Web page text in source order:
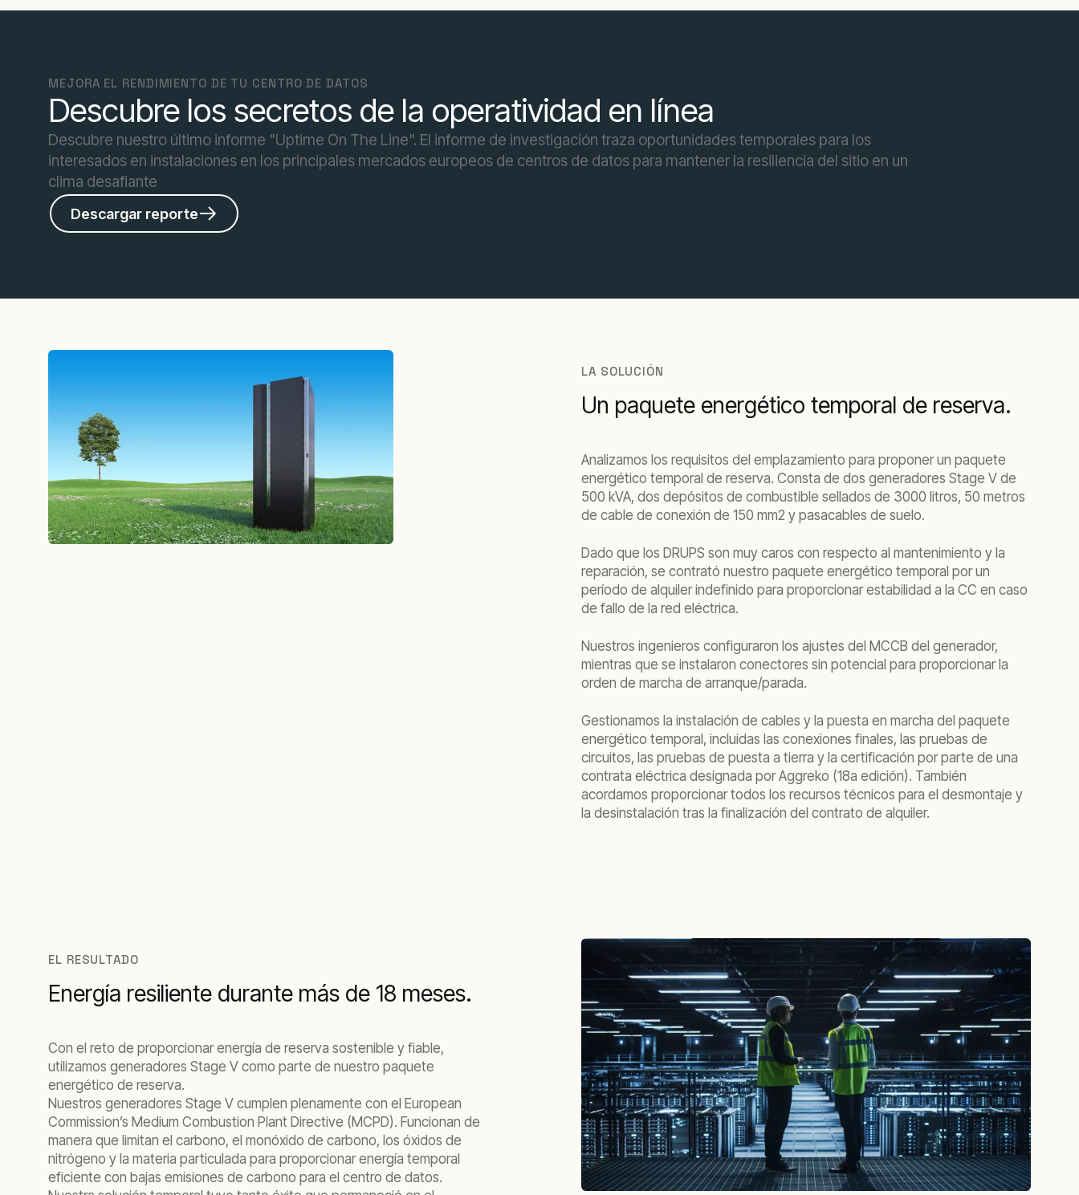
MEJORA EL RENDIMIENTO DE TU CENTRO DE DATOS
Descubre los secretos de la operatividad en línea
Descubre nuestro último informe "Uptime On The Line". El informe de investigación traza oportunidades temporales para los
interesados en instalaciones en los principales mercados europeos de centros de datos para mantener la resiliencia del sitio en un
clima desafiante
Descargar reporte
LA SOLUCIÓN
Un paquete energético temporal de reserva.
Analizamos los requisitos del emplazamiento para proponer un paquete
energético temporal de reserva. Consta de dos generadores Stage V de
500 kVA, dos depósitos de combustible sellados de 3000 litros, 50 metros
de cable de conexión de 150 mm2 y pasacables de suelo.
Dado que los DRUPS son muy caros con respecto al mantenimiento y la
reparación, se contrató nuestro paquete energético temporal por un
período de alquiler indefinido para proporcionar estabilidad a la CC en caso
de fallo de la red eléctrica.
Nuestros ingenieros configuraron los ajustes del MCCB del generador,
mientras que se instalaron conectores sin potencial para proporcionar la
orden de marcha de arranque/parada.
Gestionamos la instalación de cables y la puesta en marcha del paquete
energético temporal, incluidas las conexiones finales, las pruebas de
circuitos, las pruebas de puesta a tierra y la certificación por parte de una
contrata eléctrica designada por Aggreko (18a edición). También
acordamos proporcionar todos los recursos técnicos para el desmontaje y
la desinstalación tras la finalización del contrato de alquiler.
EL RESULTADO
Energía resiliente durante más de 18 meses.
Con el reto de proporcionar energía de reserva sostenible y fiable,
utilizamos generadores Stage V como parte de nuestro paquete
energético de reserva.
Nuestros generadores Stage V cumplen plenamente con el European
Commission’s Medium Combustion Plant Directive (MCPD). Funcionan de
manera que limitan el carbono, el monóxido de carbono, los óxidos de
nitrógeno y la materia particulada para proporcionar energía temporal
eficiente con bajas emisiones de carbono para el centro de datos.